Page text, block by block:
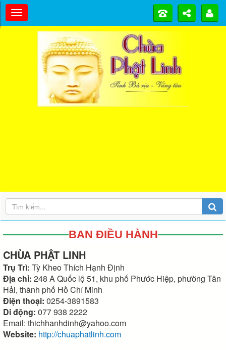
BAN ĐIỀU HÀNH
CHÙA PHẬT LINH
Trụ Trì: Tỳ Kheo Thích Hạnh Định
Địa chỉ: 248 A Quốc lộ 51, khu phố Phước Hiệp, phường Tân
Hải, thành phố Hồ Chí Minh
Điện thoại: 0254-3891583
Di động: 077 938 2222
Email: thichhanhdinh@yahoo.com
Website: http://chuaphatlinh.com